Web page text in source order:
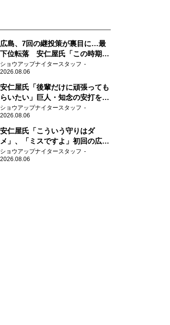
広島、7回の継投策が裏目に…最
下位転落 安仁屋氏「この時期に
来て勉強はない」
ショウアップナイタースタッフ
2026.08.06
安仁屋氏「後輩だけに頑張っても
らいたい」巨人・知念の安打を喜
ぶ
ショウアップナイタースタッフ
2026.08.06
安仁屋氏「こういう守りはダ
メ」、「ミスですよ」初回の広島
の守備に苦言
ショウアップナイタースタッフ
2026.08.06